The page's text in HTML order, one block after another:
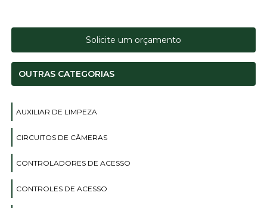
Solicite um orçamento
OUTRAS CATEGORIAS
AUXILIAR DE LIMPEZA
CIRCUITOS DE CÂMERAS
CONTROLADORES DE ACESSO
CONTROLES DE ACESSO